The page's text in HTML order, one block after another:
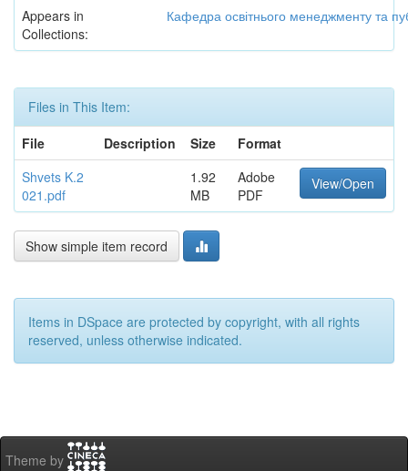
Appears in
Collections:
Кафедра освітнього менеджменту та
Files in This Item:
File
Description Size
Format
Shvets K.2
021.pdf
1.92
MB
Adobe
PDF
View/Open
Show simple item record
Items in DSpace are protected by copyright, with all rights
reserved, unless otherwise indicated.
Theme by